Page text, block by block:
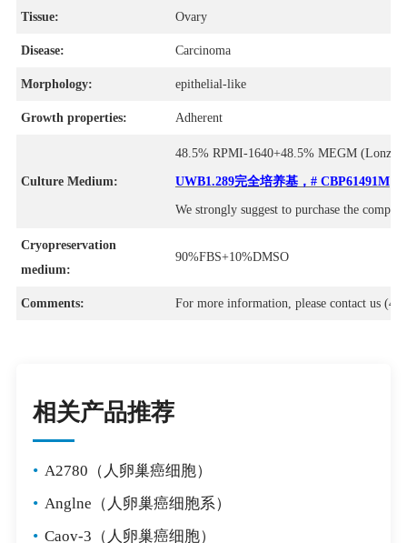
Tissue: Ovary
Disease: Carcinoma
Morphology: epithelial-like
Growth properties: Adherent
Culture Medium:
48.5% RPMI-1640+48.5% MEGM (Lonza
UWB1.289完全培养基，# CBP61491M
We strongly suggest to purchase the
Cryopreservation
medium:
90%FBS+10%DMSO
Comments: For more information, please contact us
相关产品推荐
• A2780（人卵巢癌细胞）
• Anglne（人卵巢癌细胞系）
• Caov-3（人卵巢癌细胞）